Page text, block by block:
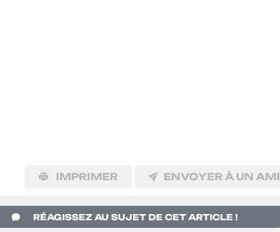
IMPRIMER ENVOYER À UN AMI
RÉAGISSEZ AU SUJET DE CET ARTICLE !